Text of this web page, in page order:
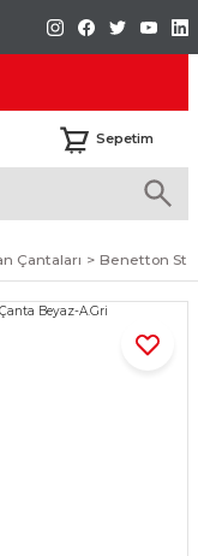
Sepetim
Çantaları Benetton St